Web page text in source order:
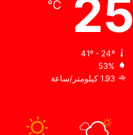
25
℃
41º - 24º
53%
1.93 كيلومتر/ساعة